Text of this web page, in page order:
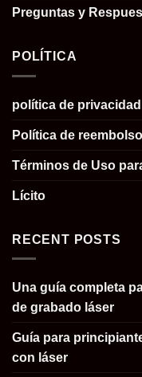
Preguntas y
POLÍTICA
política de privacidad
Política de
Términos de Uso
Lícito
RECENT POSTS
Una guía completa
de grabado láser
Guía para
con láser